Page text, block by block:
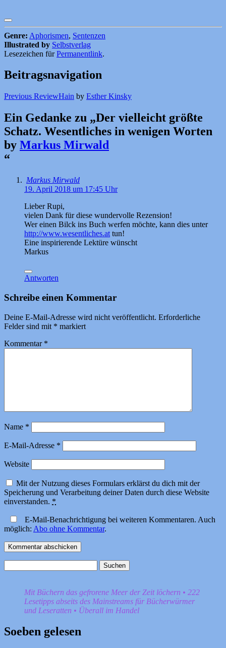
Genre: Aphorismen, Sentenzen
Illustrated by Selbstverlag
Lesezeichen fürPermanentlink.
Beitragsnavigation
Previous ReviewHain by Esther Kinsky
Ein Gedanke zu „Der vielleicht größte
Schatz. Wesentliches in wenigen Worten
by Markus Mirwald
“
Markus Mirwald
19. April 2018 um 17:45 Uhr
Lieber Rupi,
vielen Dank für diese wundervolle Rezension!
Wer einen Bilck ins Buch werfen möchte, kann dies unter
http://www.wesentliches.at tun!
Eine inspirierende Lektüre wünscht
Markus
Antworten
Schreibe einen Kommentar
Deine E-Mail-Adresse wird nicht veröffentlicht. Erforderliche
Felder sind mit * markiert
Kommentar *
Name *
E-Mail-Adresse *
Website
Mit der Nutzung dieses Formulars erklärst du dich mit der
Speicherung und Verarbeitung deiner Daten durch diese Website
einverstanden. *
E-Mail-Benachrichtigung bei weiteren Kommentaren. Auch
möglich: Abo ohne Kommentar.
nach:
Mit Büchern das gefrorene Meer der Zeit löchern • 222
Lesetipps abseits des Mainstreams für Bücherwürmer
und Leseratten • Überall im Handel
Soeben gelesen